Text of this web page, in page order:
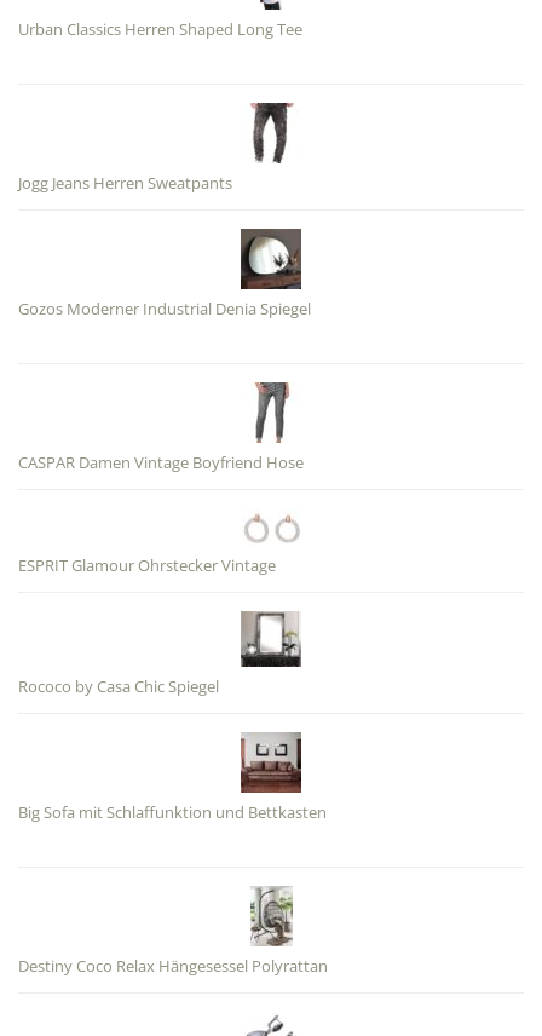
Urban Classics Herren Shaped Long Tee
Jogg Jeans Herren Sweatpants
Gozos Moderner Industrial Denia Spiegel
CASPAR Damen Vintage Boyfriend Hose
ESPRIT Glamour Ohrstecker Vintage
Rococo by Casa Chic Spiegel
Big Sofa mit Schlaffunktion und Bettkasten
Destiny Coco Relax Hängesessel Polyrattan